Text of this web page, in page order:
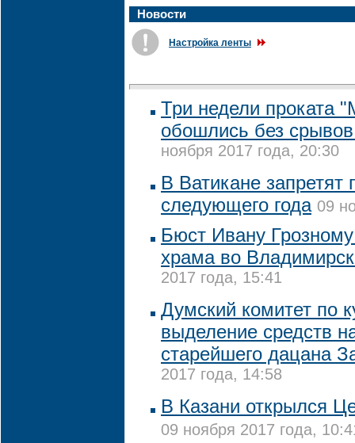
Новости
Настройка ленты
Три недели проката
обошлись без
ноября 2017 года, 20:30
В Ватикане запретят
следующего года 09
Бюст Ивану
храма во
2017 года, 15:41
Думский комитет по
выделение средств
старейшего дацана
2017 года, 14:58
В Казани открылся
09 ноября 2017 года,